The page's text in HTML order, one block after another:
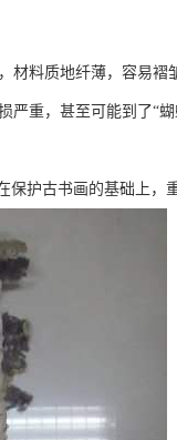
材料质地纤薄，容易褶
重，甚至可能到了“
护古书画的基础上，